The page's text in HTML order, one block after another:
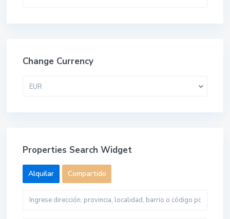
Change Currency
EUR
Properties Search Widget
Alquilar Compartido